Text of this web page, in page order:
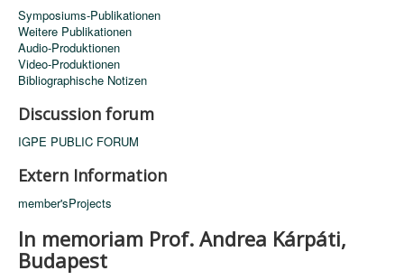
Symposiums-Publikationen
Weitere Publikationen
Audio-Produktionen
Video-Produktionen
Bibliographische Notizen
Discussion forum
IGPE PUBLIC FORUM
Extern Information
member'sProjects
In memoriam Prof. Andrea Kárpáti,
Budapest